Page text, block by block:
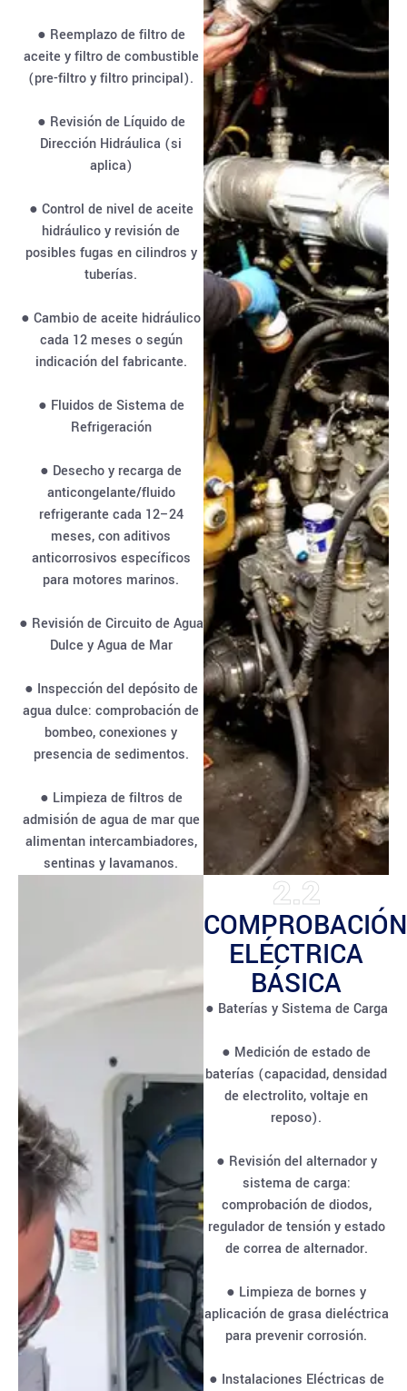
● Reemplazo de filtro de
aceite y filtro de combustible
(pre-filtro y filtro principal).
● Revisión de Líquido de
Dirección Hidráulica (si
aplica)
● Control de nivel de aceite
hidráulico y revisión de
posibles fugas en cilindros y
tuberías.
● Cambio de aceite hidráulico
cada 12 meses o según
indicación del fabricante.
● Fluidos de Sistema de
Refrigeración
● Desecho y recarga de
anticongelante/fluido
refrigerante cada 12–24
meses, con aditivos
anticorrosivos específicos
para motores marinos.
● Revisión de Circuito de Agua
Dulce y Agua de Mar
● Inspección del depósito de
agua dulce: comprobación de
bombeo, conexiones y
presencia de sedimentos.
● Limpieza de filtros de
admisión de agua de mar que
alimentan intercambiadores,
sentinas y lavamanos.
2.2
COMPROBACIÓN
ELÉCTRICA
BÁSICA
● Baterías y Sistema de Carga
● Medición de estado de
baterías (capacidad, densidad
de electrolito, voltaje en
reposo).
● Revisión del alternador y
sistema de carga:
comprobación de diodos,
regulador de tensión y estado
de correa de alternador.
● Limpieza de bornes y
aplicación de grasa dieléctrica
para prevenir corrosión.
● Instalaciones Eléctricas de